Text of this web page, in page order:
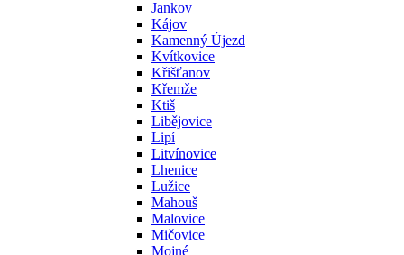
Jankov
Kájov
Kamenný Újezd
Kvítkovice
Křišťanov
Křemže
Ktiš
Libějovice
Lipí
Litvínovice
Lhenice
Lužice
Mahouš
Malovice
Mičovice
Mojné